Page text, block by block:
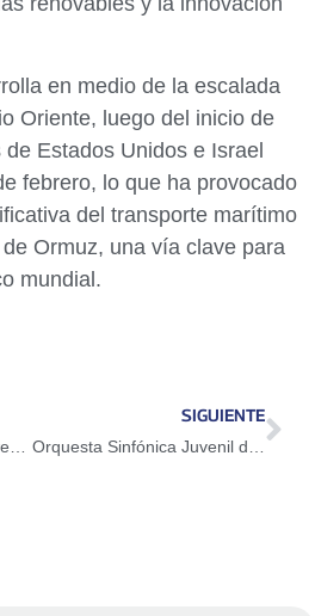
en medio de la escalada
Oriente, luego del inicio de
Estados Unidos e Israel
febrero, lo que ha provocado
del transporte marítimo
Ormuz, una vía clave para
mundial.
SIGUIENTE